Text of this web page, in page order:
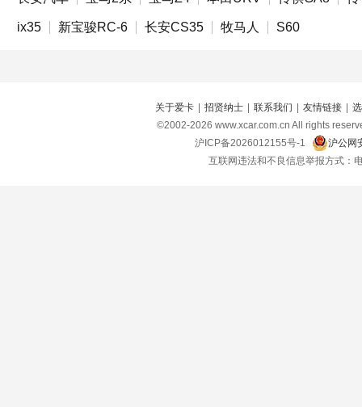
ix35 新宝骏RC-6 长安CS35 牧马人 S60
关于爱卡 | 招贤纳士 | 联系我们 | 友情链接 |
©2002-2026 www.xcar.com.cn All rights
沪ICP备2026012155号-1
沪公网
互联网违法和不良信息举报方式：